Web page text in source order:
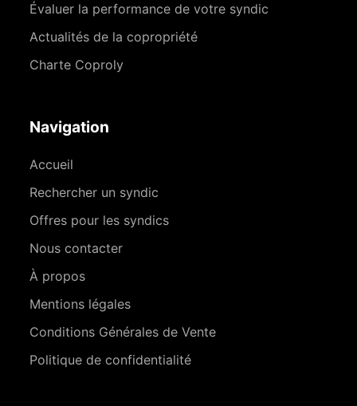
Évaluer la performance de votre syndic
Actualités de la copropriété
Charte Coproly
Navigation
Accueil
Rechercher un syndic
Offres pour les syndics
Nous contacter
À propos
Mentions légales
Conditions Générales de Vente
Politique de confidentialité